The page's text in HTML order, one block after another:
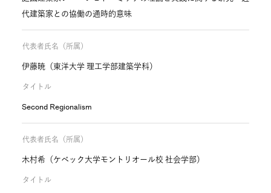
代建築家との協働の通時的意味
代表者氏名（所属）
伊藤暁（東洋大学 理工学部建築学科）
タイトル
Second Regionalism
代表者氏名（所属）
木村希（ケベック大学モントリオール校 社会学部）
タイトル